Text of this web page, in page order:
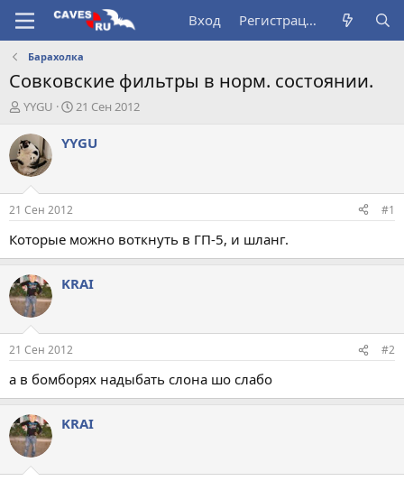
Вход Регистрация
Барахолка
Совковские фильтры в норм. состоянии.
А
т
о
р
т
е
м
ы
YYGU
Д
т
а
л
21 Сен 2012
YYGU
21 Сен 2012 #1
Которые можно воткнуть в ГП-5, и шланг.
KRAI
21 Сен 2012 #2
а в бомборях надыбать слона шо слабо
KRAI